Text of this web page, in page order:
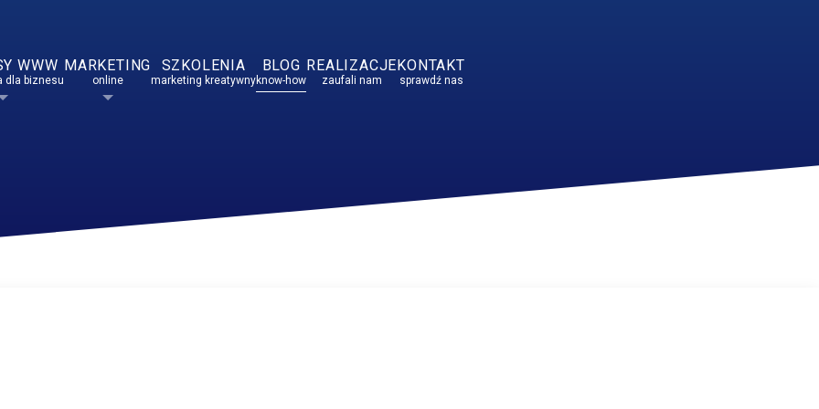
WWW
dla biznesu
MARKETING
online
SZKOLENIA
marketing kreatywny
BLOG
know-how
REALIZACJE
zaufali nam
KONTAKT
sprawdź nas